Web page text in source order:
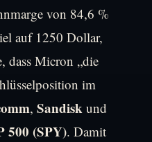
von 84,6 %
auf 1250 Dollar,
dass Micron „die
im
, Sandisk und
500 (SPY). Damit